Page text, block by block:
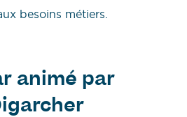
besoins métiers.
animé par